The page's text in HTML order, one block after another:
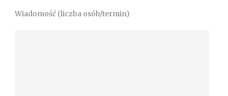
Wiadomość (liczba osób/termin)